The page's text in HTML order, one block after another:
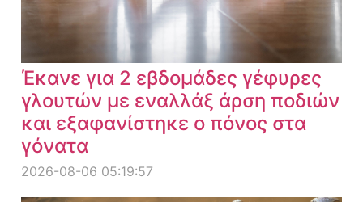
Έκανε για 2 εβδομάδες γέφυρες
γλουτών με εναλλάξ άρση ποδιών
και εξαφανίστηκε ο πόνος στα
γόνατα
2026-08-06 05:19:57